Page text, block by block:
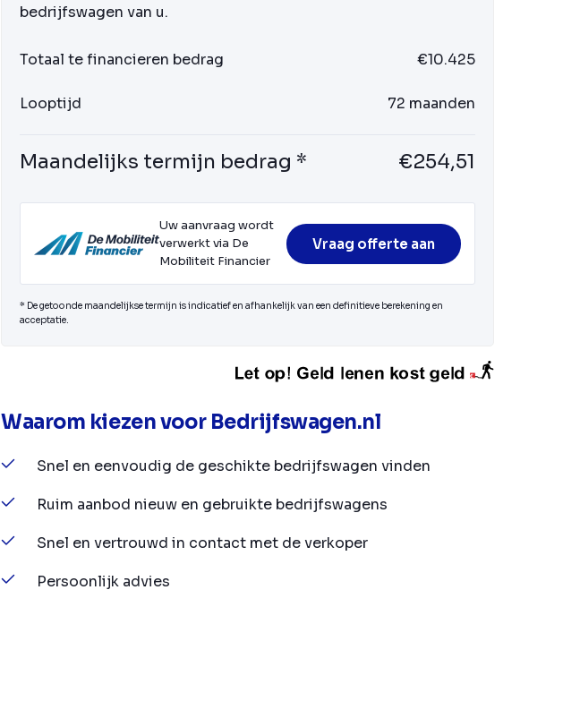
bedrijfswagen van u.
Totaal te financieren bedrag €10.425
Looptijd 72 maanden
Maandelijks termijn bedrag * €254,51
Uw aanvraag wordt
verwerkt via De
Mobiliteit Financier
Vraag offerte aan
* De getoonde maandelijkse termijn is indicatief en afhankelijk van een definitieve berekening en
acceptatie.
Waarom kiezen voor Bedrijfswagen.nl
Snel en eenvoudig de geschikte bedrijfswagen vinden
Ruim aanbod nieuw en gebruikte bedrijfswagens
Snel en vertrouwd in contact met de verkoper
Persoonlijk advies